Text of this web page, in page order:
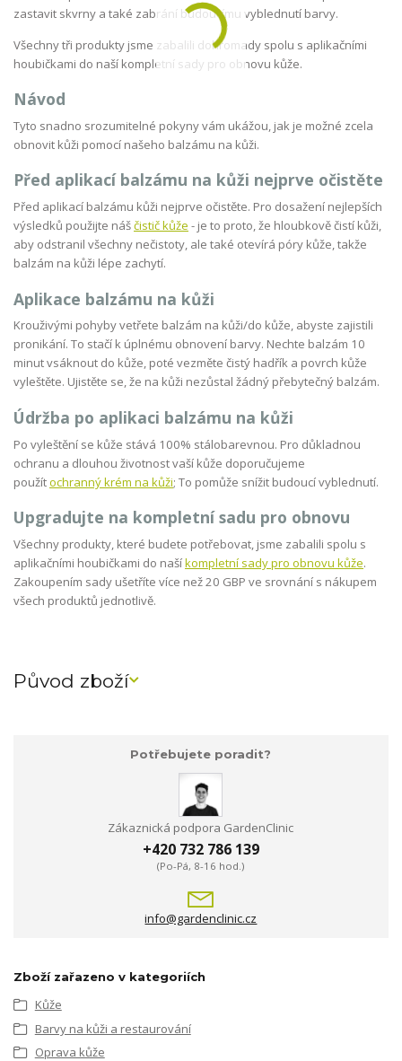
zastavit skvrny a také zabrání budoucímu vyblednutí barvy.
Všechny tři produkty jsme zabalili dohromady spolu s aplikačními
houbičkami do naší kompletní sady pro obnovu kůže.
Návod
Tyto snadno srozumitelné pokyny vám ukážou, jak je možné zcela
obnovit kůži pomocí našeho balzámu na kůži.
Před aplikací balzámu na kůži nejprve očistěte
Před aplikací balzámu kůži nejprve očistěte. Pro dosažení nejlepších
výsledků použijte náščistič kůže - je to proto, že hloubkově čistí kůži,
aby odstranil všechny nečistoty, ale také otevírá póry kůže, takže
balzám na kůži lépe zachytí.
Aplikace balzámu na kůži
Krouživými pohyby vetřete balzám na kůži/do kůže, abyste zajistili
pronikání. To stačí k úplnému obnovení barvy. Nechte balzám 10
minut vsáknout do kůže, poté vezměte čistý hadřík a povrch kůže
vyleštěte. Ujistěte se, že na kůži nezůstal žádný přebytečný balzám.
Údržba po aplikaci balzámu na kůži
Po vyleštění se kůže stává 100% stálobarevnou. Pro důkladnou
ochranu a dlouhou životnost vaší kůže doporučujeme
použítochranný krém na kůži; To pomůže snížit budoucí vyblednutí.
Upgradujte na kompletní sadu pro obnovu
Všechny produkty, které budete potřebovat, jsme zabalili spolu s
aplikačními houbičkami do našíkompletní sady pro obnovu kůže.
Zakoupením sady ušetříte více než 20 GBP ve srovnání s nákupem
všech produktů jednotlivě.
Původ zboží
Potřebujete poradit?
Zákaznická podpora GardenClinic
+420 732 786 139
(Po-Pá, 8-16 hod.)
info@gardenclinic.cz
Zboží zařazeno v kategoriích
Kůže
Barvy na kůži a restaurování
Oprava kůže